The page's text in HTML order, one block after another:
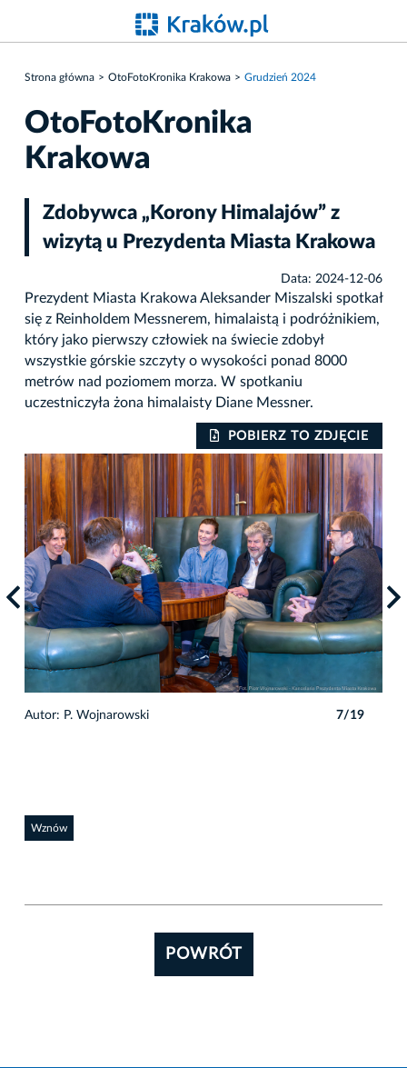
Strona główna OtoFotoKronika Krakowa Grudzień 2024
OtoFotoKronika
Krakowa
Zdobywca „Korony Himalajów” z
wizytą u Prezydenta Miasta Krakowa
Data: 2024-12-06
Prezydent Miasta Krakowa Aleksander Miszalski spotkał
się z Reinholdem Messnerem, himalaistą i podróżnikiem,
który jako pierwszy człowiek na świecie zdobył
wszystkie górskie szczyty o wysokości ponad 8000
metrów nad poziomem morza. W spotkaniu
uczestniczyła żona himalaisty Diane Messner.
POBIERZ TO ZDJĘCIE
Autor: P. Wojnarowski 7/19
Wznów
POWRÓT